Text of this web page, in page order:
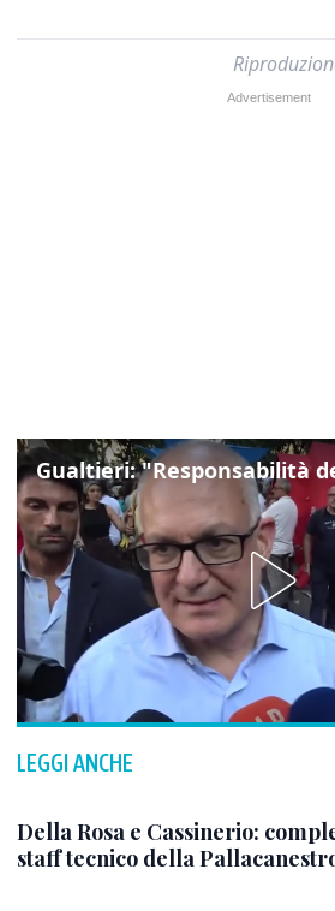
LEGGI ANCHE
Della Rosa e Cassinerio:
staff tecnico della